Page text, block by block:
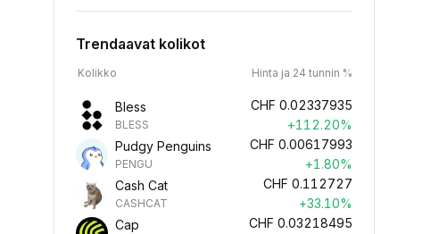
Trendaavat kolikot
Kolikko Hinta ja 24 tunnin %
Bless
BLESS
CHF 0.02337935
+112.20%
Pudgy Penguins
PENGU
CHF 0.00617993
+1.80%
Cash Cat
CASHCAT
CHF 0.112727
+33.10%
Cap
CHF 0.03218495